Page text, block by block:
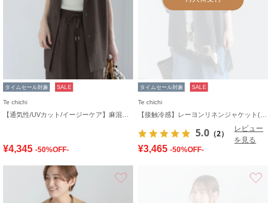
タイムセール対象 SALE
Te chichi
¥4,345 -50%OFF-
タイムセール対象 SALE
Te chichi
5.0 （2）
レビュー
を見る
¥3,465 -50%OFF-